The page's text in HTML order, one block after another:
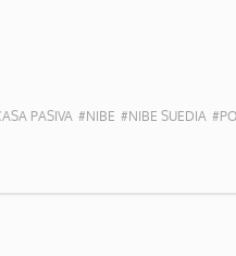
PASIVA #NIBE #NIBE SUEDIA